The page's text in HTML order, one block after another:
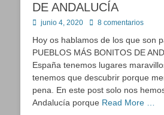
DE ANDALUCÍA
Publicado
junio 4, 2020 8 comentarios
Hoy os hablamos de los que son
PUEBLOS MÁS BONITOS DE
España tenemos lugares
tenemos que descubrir porque
pena. En este post solo nos
Andalucía porque Read More …